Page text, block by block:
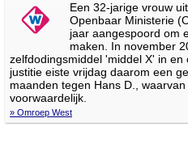
Een 32-jarige vrouw
Openbaar Ministerie
jaar aangespoord om
maken. In november
zelfdodingsmiddel 'middel X' in
justitie eiste vrijdag daarom een
maanden tegen Hans D.,
voorwaardelijk.
» Omroep West